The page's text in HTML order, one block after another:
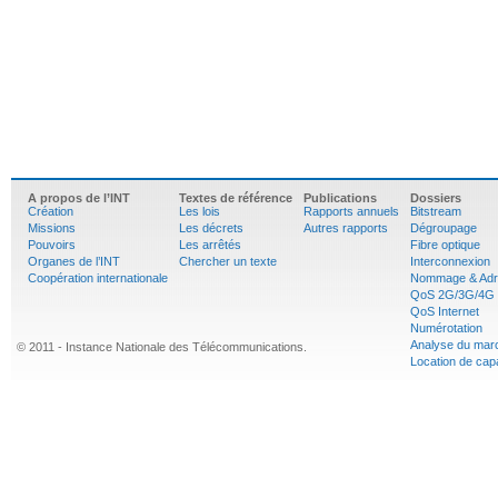
A propos de l’INT
Création
Missions
Pouvoirs
Organes de l’INT
Coopération internationale
Textes de référence
Les lois
Les décrets
Les arrêtés
Chercher un texte
Publications
Rapports annuels
Autres rapports
Dossiers
Bitstream
Dégroupage
Fibre optique
Interconnexion
Nommage &
QoS 2G/3G/4G
QoS Internet
Numérotation
Analyse du
Location de
© 2011 - Instance Nationale des Télécommunications.